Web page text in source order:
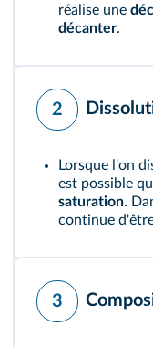
réalise une
décanter.
2
Lorsque l'on
est possible
saturation.
continue
3